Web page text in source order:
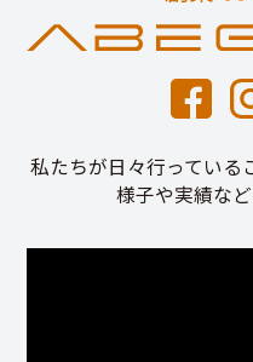
私たちが日々行っている
様子や実績な